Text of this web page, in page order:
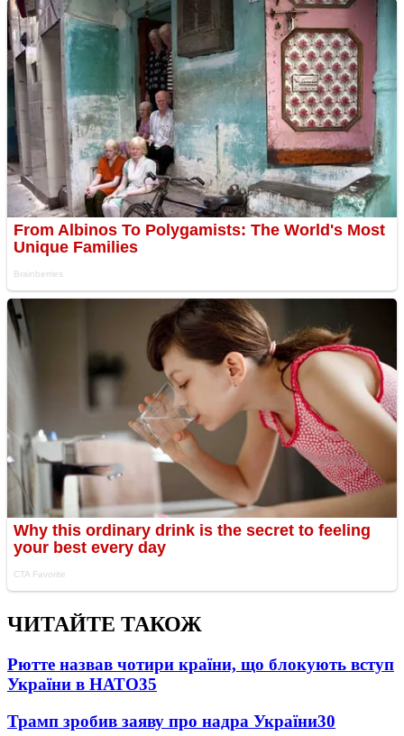
ЧИТАЙТЕ ТАКОЖ
Рютте назвав чотири країни, що блокують вступ
України в НАТО35
Трамп зробив заяву про надра України30